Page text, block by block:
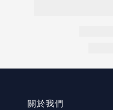
關於我們